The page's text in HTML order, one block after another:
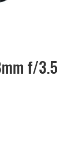
f/3.5